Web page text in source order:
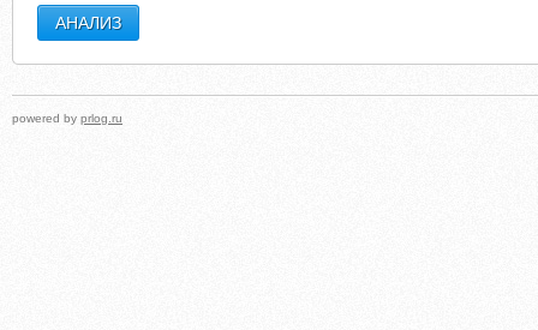
powered by prlog.ru